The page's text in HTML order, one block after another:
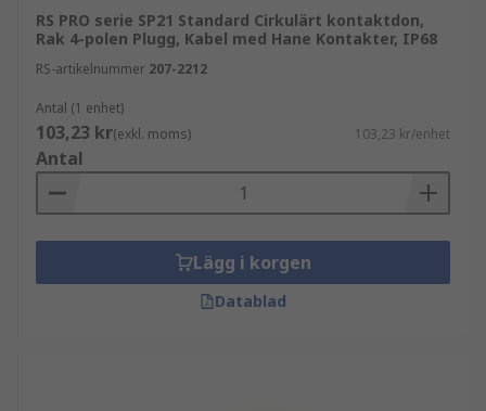
RS PRO serie SP21 Standard Cirkulärt kontaktdon,
Rak 4-polen Plugg, Kabel med Hane Kontakter, IP68
RS-artikelnummer 207-2212
Antal (1 enhet)
103,23 kr(exkl. moms) 103,23 kr/enhet
Antal
Lägg i korgen
Datablad